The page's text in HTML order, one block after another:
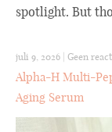
spotlight. But
juli 9, 2026 Geen
Alpha-H Multi-
Aging Serum